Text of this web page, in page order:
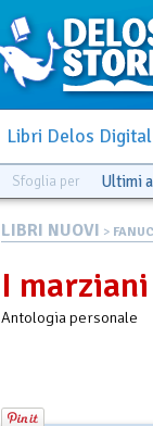
Libri Delos Digital
Sfoglia per Ultimi
LIBRI NUOVI >
I marziani
Antologia personale